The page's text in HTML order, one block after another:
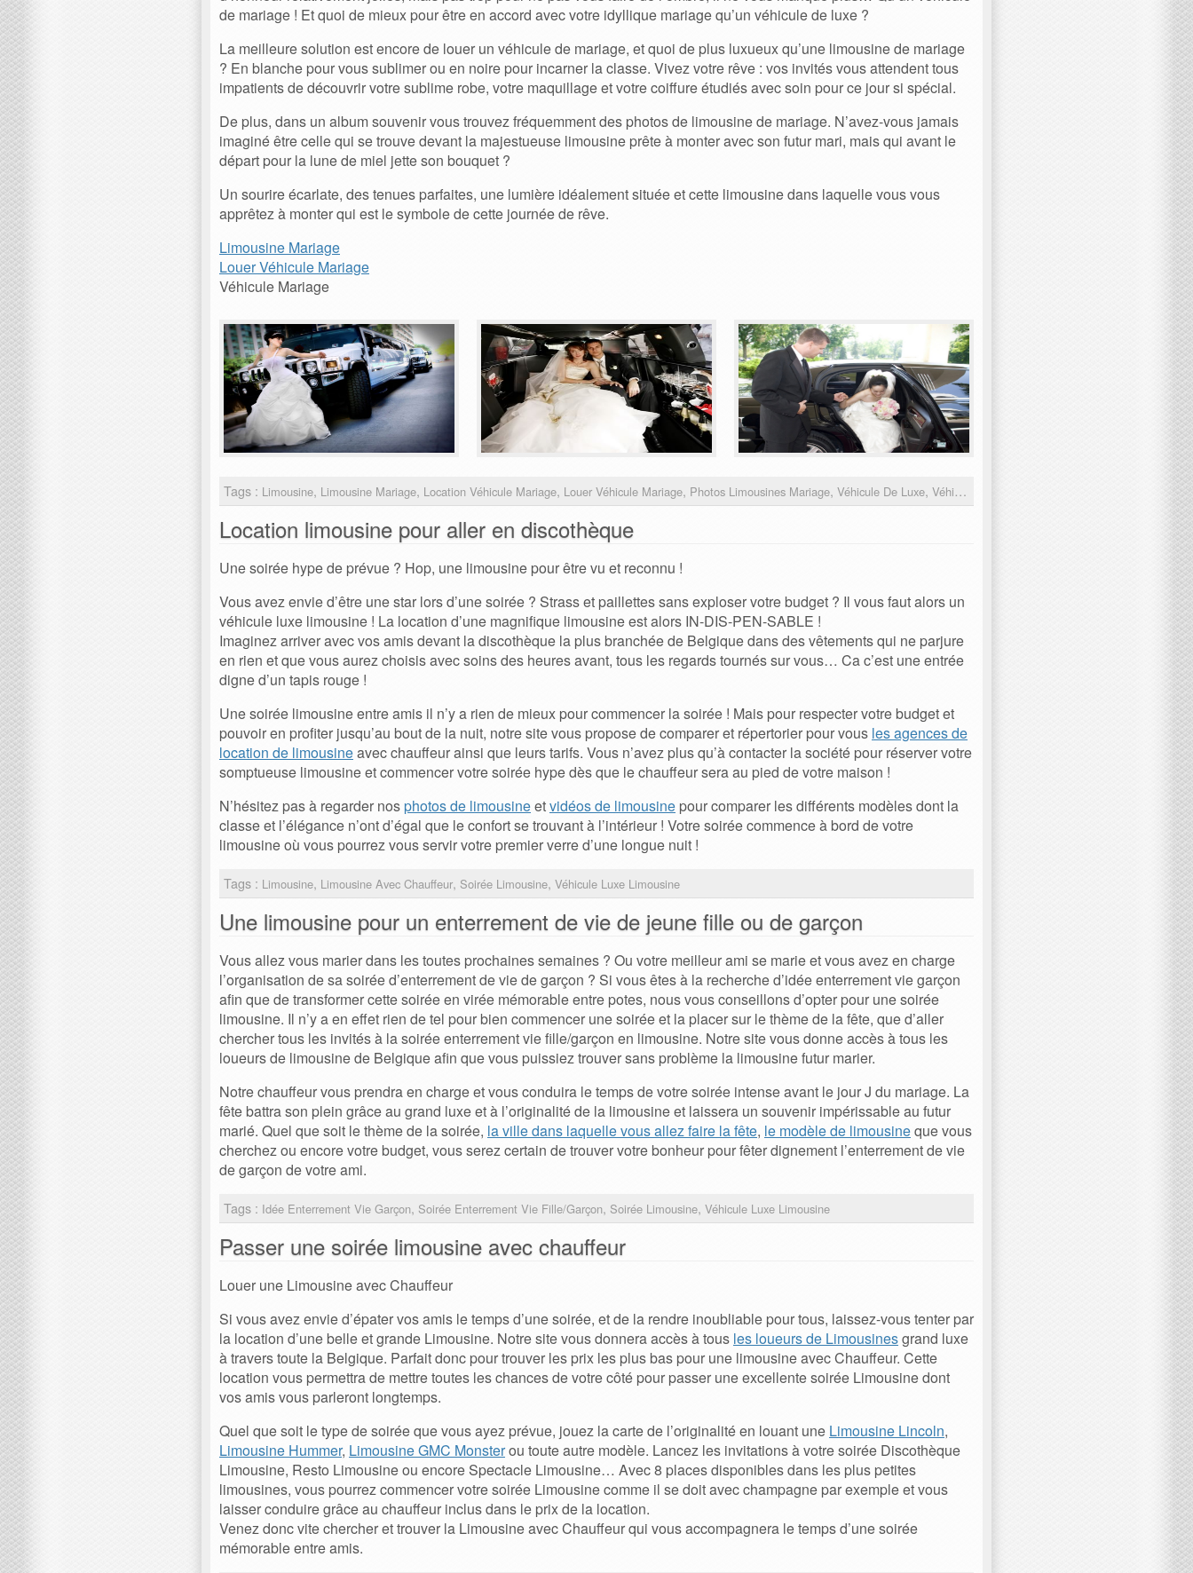
de mariage ! Et quoi de mieux pour être en accord avec votre idyllique mariage qu’un véhicule de luxe ?
La meilleure solution est encore de louer un véhicule de mariage, et quoi de plus luxueux qu’une limousine de mariage
? En blanche pour vous sublimer ou en noire pour incarner la classe. Vivez votre rêve : vos invités vous attendent tous
impatients de découvrir votre sublime robe, votre maquillage et votre coiffure étudiés avec soin pour ce jour si spécial.
De plus, dans un album souvenir vous trouvez fréquemment des photos de limousine de mariage. N’avez-vous jamais
imaginé être celle qui se trouve devant la majestueuse limousine prête à monter avec son futur mari, mais qui avant le
départ pour la lune de miel jette son bouquet ?
Un sourire écarlate, des tenues parfaites, une lumière idéalement située et cette limousine dans laquelle vous vous
apprêtez à monter qui est le symbole de cette journée de rêve.
Limousine Mariage
Louer Véhicule Mariage
Véhicule Mariage
Tags : Limousine, Limousine Mariage, Location Véhicule Mariage, Louer Véhicule Mariage, Photos Limousines Mariage, Véhicule De Luxe, Véhicule Mariage
Location limousine pour aller en discothèque
Une soirée hype de prévue ? Hop, une limousine pour être vu et reconnu !
Vous avez envie d’être une star lors d’une soirée ? Strass et paillettes sans exploser votre budget ? Il vous faut alors un
véhicule luxe limousine ! La location d’une magnifique limousine est alors IN-DIS-PEN-SABLE !
Imaginez arriver avec vos amis devant la discothèque la plus branchée de Belgique dans des vêtements qui ne parjure
en rien et que vous aurez choisis avec soins des heures avant, tous les regards tournés sur vous… Ca c’est une entrée
digne d’un tapis rouge !
Une soirée limousine entre amis il n’y a rien de mieux pour commencer la soirée ! Mais pour respecter votre budget et
pouvoir en profiter jusqu’au bout de la nuit, notre site vous propose de comparer et répertorier pour vous les agences de
location de limousineavec chauffeur ainsi que leurs tarifs. Vous n’avez plus qu’à contacter la société pour réserver votre
somptueuse limousine et commencer votre soirée hype dès que le chauffeur sera au pied de votre maison !
N’hésitez pas à regarder nosphotos de limousineetvidéos de limousine pour comparer les différents modèles dont la
classe et l’élégance n’ont d’égal que le confort se trouvant à l’intérieur ! Votre soirée commence à bord de votre
limousine où vous pourrez vous servir votre premier verre d’une longue nuit !
Tags : Limousine, Limousine Avec Chauffeur, Soirée Limousine, Véhicule Luxe Limousine
Une limousine pour un enterrement de vie de jeune fille ou de garçon
Vous allez vous marier dans les toutes prochaines semaines ? Ou votre meilleur ami se marie et vous avez en charge
l’organisation de sa soirée d’enterrement de vie de garçon ? Si vous êtes à la recherche d’idée enterrement vie garçon
afin que de transformer cette soirée en virée mémorable entre potes, nous vous conseillons d’opter pour une soirée
limousine. Il n’y a en effet rien de tel pour bien commencer une soirée et la placer sur le thème de la fête, que d’aller
chercher tous les invités à la soirée enterrement vie fille/garçon en limousine. Notre site vous donne accès à tous les
loueurs de limousine de Belgique afin que vous puissiez trouver sans problème la limousine futur marier.
Notre chauffeur vous prendra en charge et vous conduira le temps de votre soirée intense avant le jour J du mariage. La
fête battra son plein grâce au grand luxe et à l’originalité de la limousine et laissera un souvenir impérissable au futur
marié. Quel que soit le thème de la soirée, la ville dans laquelle vous allez faire la fête, le modèle de limousineque vous
cherchez ou encore votre budget, vous serez certain de trouver votre bonheur pour fêter dignement l’enterrement de vie
de garçon de votre ami.
Tags : Idée Enterrement Vie Garçon, Soirée Enterrement Vie Fille/garçon, Soirée Limousine, Véhicule Luxe Limousine
Passer une soirée limousine avec chauffeur
Louer une Limousine avec Chauffeur
Si vous avez envie d’épater vos amis le temps d’une soirée, et de la rendre inoubliable pour tous, laissez-vous tenter par
la location d’une belle et grande Limousine. Notre site vous donnera accès à tous les loueurs de Limousinesgrand luxe
à travers toute la Belgique. Parfait donc pour trouver les prix les plus bas pour une limousine avec Chauffeur. Cette
location vous permettra de mettre toutes les chances de votre côté pour passer une excellente soirée Limousine dont
vos amis vous parleront longtemps.
Quel que soit le type de soirée que vous ayez prévue, jouez la carte de l’originalité en louant une Limousine Lincoln,
Limousine Hummer, Limousine GMC Monsterou toute autre modèle. Lancez les invitations à votre soirée Discothèque
Limousine, Resto Limousine ou encore Spectacle Limousine… Avec 8 places disponibles dans les plus petites
limousines, vous pourrez commencer votre soirée Limousine comme il se doit avec champagne par exemple et vous
laisser conduire grâce au chauffeur inclus dans le prix de la location.
Venez donc vite chercher et trouver la Limousine avec Chauffeur qui vous accompagnera le temps d’une soirée
mémorable entre amis.